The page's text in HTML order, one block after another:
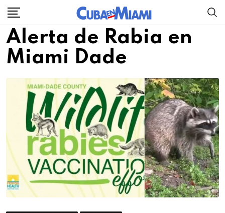
Skip
content
Alerta de Rabia en
Miami Dade